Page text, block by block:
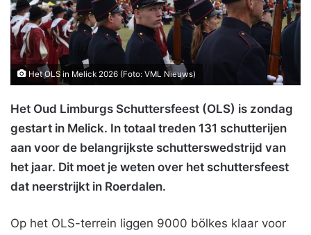
Het OLS in Melick 2026 (Foto: VML Nieuws)
Het Oud Limburgs Schuttersfeest (OLS) is zondag
gestart in Melick. In totaal treden 131 schutterijen
aan voor de belangrijkste schutterswedstrijd van
het jaar. Dit moet je weten over het schuttersfeest
dat neerstrijkt in Roerdalen.
Op het OLS-terrein liggen 9000 bölkes klaar voor